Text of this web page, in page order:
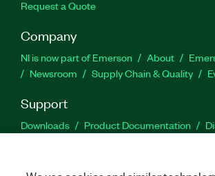
Request a Quote
Company
NI is now part of Emerson About
Newsroom
Supply Chain & Quality
Support
Downloads Product Documentation